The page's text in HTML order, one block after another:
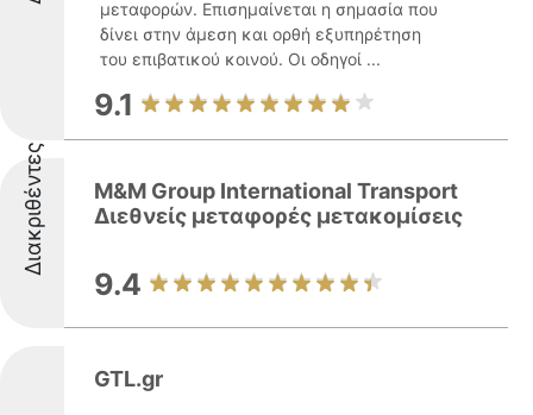
μεταφορών. Επισημαίνεται η σημασία που
δίνει στην άμεση και ορθή εξυπηρέτηση
του επιβατικού κοινού. Οι οδηγοί ...
9.1
Διακριθέντες
M&M Group International Transport
Διεθνείς μεταφορές μετακομίσεις
9.4
GTL.gr